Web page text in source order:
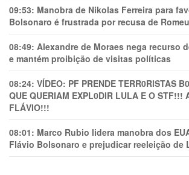
09:53: Manobra de Nikolas Ferreira para
Bolsonaro é frustrada por recusa de
08:49: Alexandre de Moraes nega recurso
e mantém proibição de visitas políticas
08:24: VÍDEO: PF PRENDE TERR0RlSTAS
QUE QUERIAM EXPL0DlR LULA E O STF!!!
FLÁVIO!!!
08:01: Marco Rubio lidera manobra dos
Flávio Bolsonaro e prejudicar reeleição de